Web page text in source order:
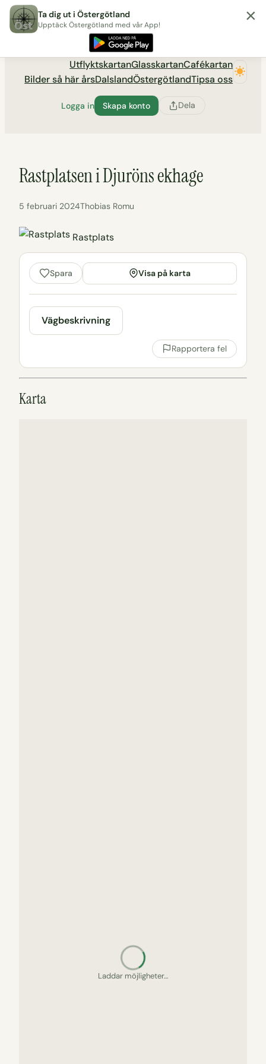
Hoppa
till
Utflyktsportalen tadigut.nu
UtflyktskartanGlasskartanCafékartan
Bilder så här årsDalslandÖstergötlandTipsa oss
Logga in Skapa konto Dela
Rastplatsen i Djuröns ekhage
5 februari 2024Thobias Romu
Rastplats
Spara Visa på karta
Vägbeskrivning
Rapportera fel
Karta
Laddar möjligheter…
Ta dig ut i Östergötland
Upptäck Östergötland med vår App! ×